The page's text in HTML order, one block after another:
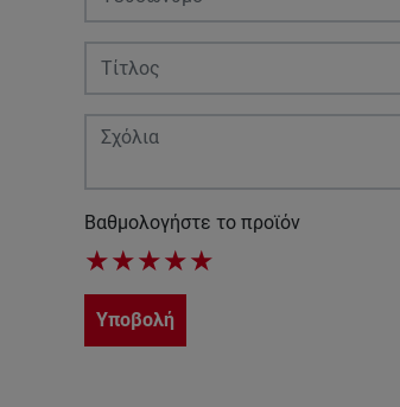
Βαθμολογήστε το προϊόν
★★★★★
Υποβολή